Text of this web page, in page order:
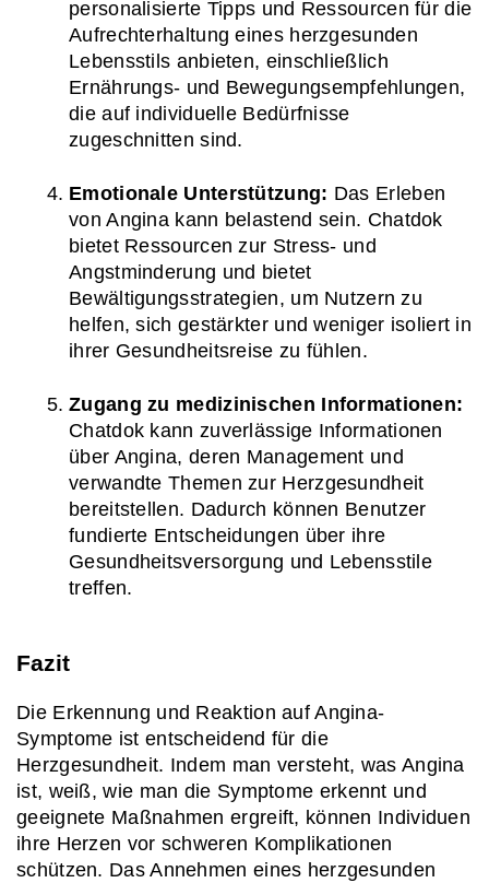
personalisierte Tipps und Ressourcen für die
Aufrechterhaltung eines herzgesunden
Lebensstils anbieten, einschließlich
Ernährungs- und Bewegungsempfehlungen,
die auf individuelle Bedürfnisse
zugeschnitten sind.
Emotionale Unterstützung: Das Erleben
von Angina kann belastend sein. Chatdok
bietet Ressourcen zur Stress- und
Angstminderung und bietet
Bewältigungsstrategien, um Nutzern zu
helfen, sich gestärkter und weniger isoliert in
ihrer Gesundheitsreise zu fühlen.
Zugang zu medizinischen Informationen:
Chatdok kann zuverlässige Informationen
über Angina, deren Management und
verwandte Themen zur Herzgesundheit
bereitstellen. Dadurch können Benutzer
fundierte Entscheidungen über ihre
Gesundheitsversorgung und Lebensstile
treffen.
Fazit
Die Erkennung und Reaktion auf Angina-
Symptome ist entscheidend für die
Herzgesundheit. Indem man versteht, was Angina
ist, weiß, wie man die Symptome erkennt und
geeignete Maßnahmen ergreift, können Individuen
ihre Herzen vor schweren Komplikationen
schützen. Das Annehmen eines herzgesunden